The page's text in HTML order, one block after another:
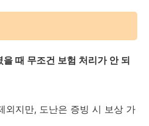
때 무조건 보험 처리가 안 되
외지만, 도난은 증빙 시 보상 가